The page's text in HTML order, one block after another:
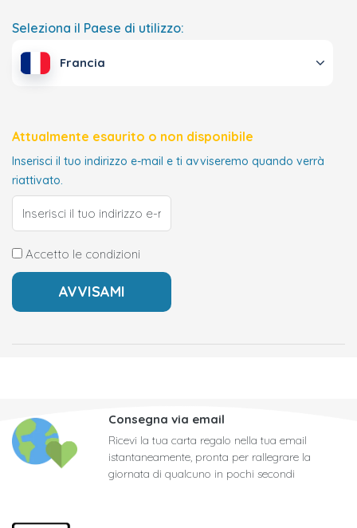
Seleziona il Paese di utilizzo:
Francia
Attualmente esaurito o non disponibile
Inserisci il tuo indirizzo e-mail e ti avviseremo quando verrà
riattivato.
Accetto le condizioni
Consegna via email
Ricevi la tua carta regalo nella tua email
istantaneamente, pronta per rallegrare la
giornata di qualcuno in pochi secondi